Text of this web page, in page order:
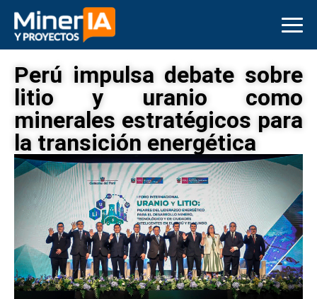
Perú impulsa debate sobre
litio y uranio como
minerales estratégicos para
la transición energética